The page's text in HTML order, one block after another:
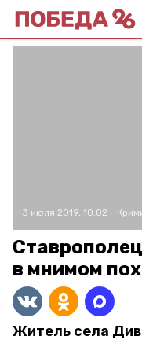
3 июля 2019, 10:02
в мнимом
Житель села